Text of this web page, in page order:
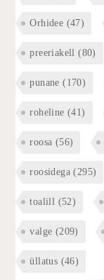
Orhidee (47)
preeriakell (80)
punane (170)
roheline (41)
roosa (56)
roosidega (295)
toalill (52)
valge (209)
üllatus (46)